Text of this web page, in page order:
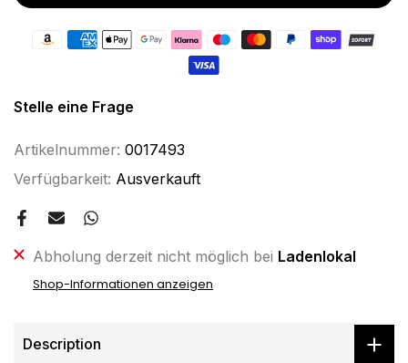
Stelle eine Frage
Artikelnummer: 0017493
Verfügbarkeit: Ausverkauft
Abholung derzeit nicht möglich bei Ladenlokal
Shop-Informationen anzeigen
Description